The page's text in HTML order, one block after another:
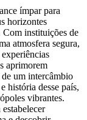
ímpar para
horizontes
Com instituições de
atmosfera segura,
aprimorem
de um intercâmbio
história desse país,
vibrantes.